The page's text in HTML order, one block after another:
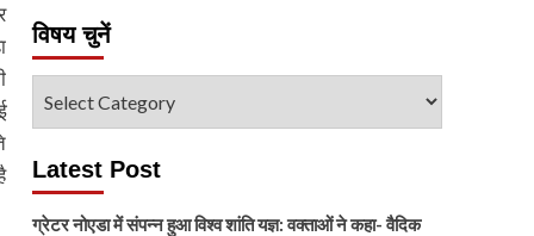
विषय चुनें
Latest Post
ग्रेटर नोएडा में संपन्न हुआ विश्व शांति यज्ञ: वक्ताओं ने कहा- वैदिक